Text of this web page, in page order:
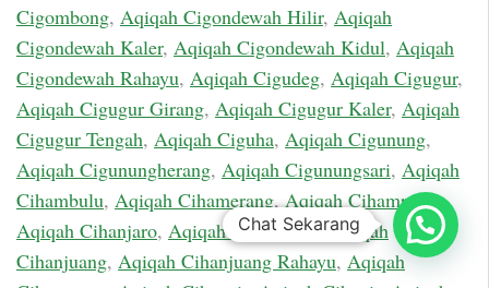
Cigombong, Aqiqah Cigondewah Hilir, Aqiqah
Cigondewah Kaler, Aqiqah Cigondewah Kidul, Aqiqah
Cigondewah Rahayu, Aqiqah Cigudeg, Aqiqah Cigugur,
Aqiqah Cigugur Girang, Aqiqah Cigugur Kaler, Aqiqah
Cigugur Tengah, Aqiqah Ciguha, Aqiqah Cigunung,
Aqiqah Cigunungherang, Aqiqah Cigunungsari, Aqiqah
Cihambulu, Aqiqah Cihamerang,Aqiqah Cihampelas,
Aqiqah Cihanjaro, Aqiqah Cihanjawar,Aqiqah
Cihanjuang, Aqiqah Cihanjuang Rahayu, Aqiqah
Chat Sekarang